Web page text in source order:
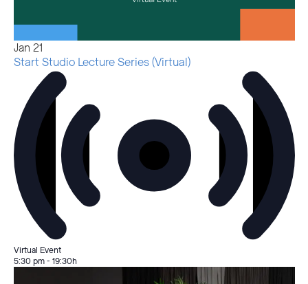
Jan 21
Start Studio Lecture Series (Virtual)
Virtual Event
5:30 pm- 19:30h